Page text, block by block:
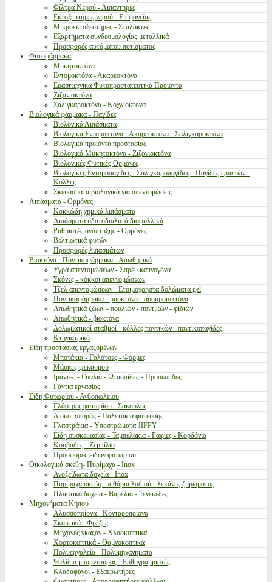
Φίλτρα Νερού - Λιπαντήρες
Εκτοξευτήρες νερού - Επιφανείας
Μικροεκτοξευτήρες - Σταλάκτες
Εξαρτήματα συνδεσμολογίας μεταλλικά
Προσφορές αυτόματου ποτίσματος
Φυτοφάρμακα
Μυκητοκτόνα
Εντομοκτόνα - Ακαρεοκτόνα
Ερασιτεχνικά Φυτοπροστατευτικά Προιόντα
Ζιζανιοκτόνα
Σαλιγκαροκτόνα - Κοχλιοκτόνα
Βιολογικά φάρμακα - Παγίδες
Βιολογικά Λιπάσματα
Βιολογικά Εντομοκτόνα - Ακαρεοκτόνα - Σαλιγκαροκτόνα
Βιολογικά προιόντα προστασίας
Βιολογικά Μυκητοκτόνα - Ζιζανιοκτόνα
Βιολογικές Φυτικές Ορμόνες
Βιολογικές Εντομοπαγίδες - Σαλιγκαροπαγίδες - Παγίδες ερπετών -
Κόλλες
Σκευάσματα βιολογικά για απεντομώσεις
Λιπάσματα - Ορμόνες
Κοκκώδη χημικά λιπάσματα
Λιπάσματα υδατοδιαλυτά διαφυλλικά
Ρυθμιστές ανάπτυξης - Ορμόνες
Βελτιωτικά φυτών
Προσφορές λιπασμάτων
Βιοκτόνα - Ποντικοφάρμακα - Απωθητικά
Υγρά απεντομώσεων - Σπρέυ καπνογόνα
Σκόνες - κόκκοι απεντομώσεων
Τζέλ απεντομώσεων - Ετοιμόχρηστα δολώματα gel
Ποντικοφάρμακα - μυοκτόνα - αρουραιοκτόνα
Απωθητικά ζώων - πουλιών - ποντικών - φιδιών
Απωθητικά - βιοκτόνα
Δολωματικοί σταθμοί - κόλλες ποντικών - ποντικοπαγίδες
Κτηνιατρικά
Είδη προστασίας εργαζομένων
Μποτάκια - Γαλότσες - Φόρμες
Μάσκες ψεκασμού
Ιμάντες - Γυαλιά - Ωτασπίδες - Προσωπίδες
Γάντια εργασίας
Είδη Φυτωρίου - Ανθοπωλείου
Γλάστρες φυτωρίου - Σακούλες
Δίσκοι σποράς - Παλετάκια φύτευσης
Γλαστράκια - Υποστρώματα JIFFY
Είδη συσκευασίας - Ταμπελάκια - Ράφιες - Κορδόνια
Κουβάδες - Ζεμπίλια
Προσφορές ειδών φυτωρίου
Οικολογικά σκεύη- Πυρίμαχα - Inox
Ανοξείδωτα δοχεία - Inox
Πυρίμαχα σκεύη - πιθάρια λαδιού - λεκάνες ζυμώματος
Πλαστικά δοχεία - Βαρέλια - Τενεκέδες
Μηχανήματα Κήπου
Αλυσσοπρίονα - Κονταροπρίονα
Σκαπτικά - Φρέζες
Μηχανές γκαζόν - Χλοοκοπτικά
Χορτοκοπτικά - Θαμνοκοπτικά
Πολυεργαλεία - Πολυμηχανήματα
Ψαλίδια μπορντούρας - Ευθυγραμμιστές
Κλαδοφάγοι - Εξαερωτήρες